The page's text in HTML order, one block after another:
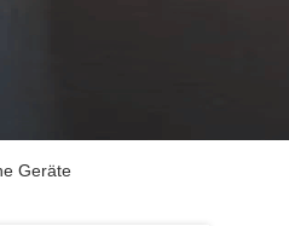
Geräte